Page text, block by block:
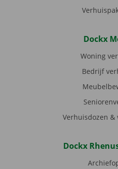
Dockx
Woning
Bedrijf
Verhuisdozen
Dockx